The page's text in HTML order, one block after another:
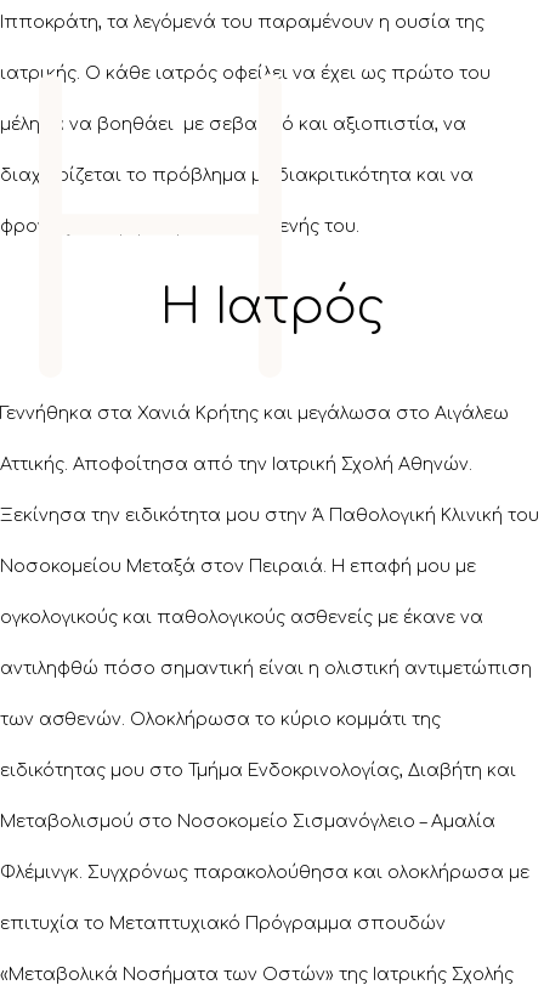
Ιπποκράτη, τα λεγόμενά του παραμένουν η ουσία της
ιατρικής. Ο κάθε ιατρός οφείλει να έχει ως πρώτο του
μέλημα να βοηθάει με σεβασμό και αξιοπιστία, να
διαχειρίζεται το πρόβλημα με διακριτικότητα και να
φροντίζει να μην θίγεται ο ασθενής του.
Η
Η Ιατρός
Γεννήθηκα στα Χανιά Κρήτης και μεγάλωσα στο Αιγάλεω
Αττικής. Αποφοίτησα από την Ιατρική Σχολή Αθηνών.
Ξεκίνησα την ειδικότητα μου στην Ά Παθολογική Κλινική του
Νοσοκομείου Μεταξά στον Πειραιά. Η επαφή μου με
ογκολογικούς και παθολογικούς ασθενείς με έκανε να
αντιληφθώ πόσο σημαντική είναι η ολιστική αντιμετώπιση
των ασθενών. Ολοκλήρωσα το κύριο κομμάτι της
ειδικότητας μου στο Τμήμα Ενδοκρινολογίας, Διαβήτη και
Μεταβολισμού στο Νοσοκομείο Σισμανόγλειο – Αμαλία
Φλέμινγκ. Συγχρόνως παρακολούθησα και ολοκλήρωσα με
επιτυχία το Μεταπτυχιακό Πρόγραμμα σπουδών
«Μεταβολικά Νοσήματα των Οστών» της Ιατρικής Σχολής